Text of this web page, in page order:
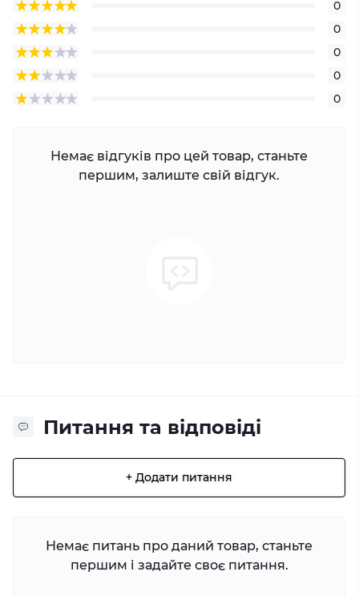
0
0
0
0
0
Немає відгуків про цей товар, станьте
першим, залиште свій відгук.
Питання та відповіді
+ Додати питання
Немає питань про даний товар, станьте
першим і задайте своє питання.